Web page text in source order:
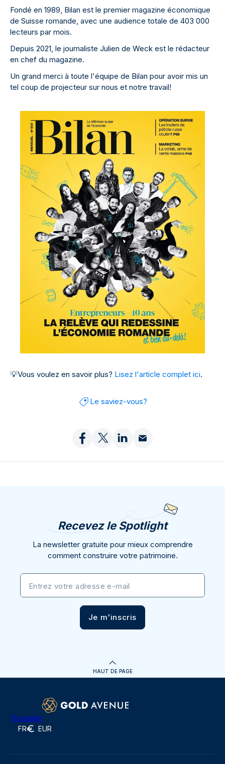
Fondé en 1989, Bilan est le premier magazine économique
de Suisse romande, avec une audience totale de 403 000
lecteurs par mois.
Depuis 2021, le journaliste Julien de Weck est le rédacteur
en chef du magazine.
Un grand merci à toute l'équipe de Bilan pour avoir mis un
tel coup de projecteur sur nous et notre travail!
💡Vous voulez en savoir plus? Lisez l'article complet ici.
Le saviez-vous?
Recevez le Spotlight
La newsletter gratuite pour mieux comprendre
comment construire votre patrimoine.
Entrez votre adresse e-mail
Je m'inscris
HAUT DE PAGE
Trustpilot
FR EUR